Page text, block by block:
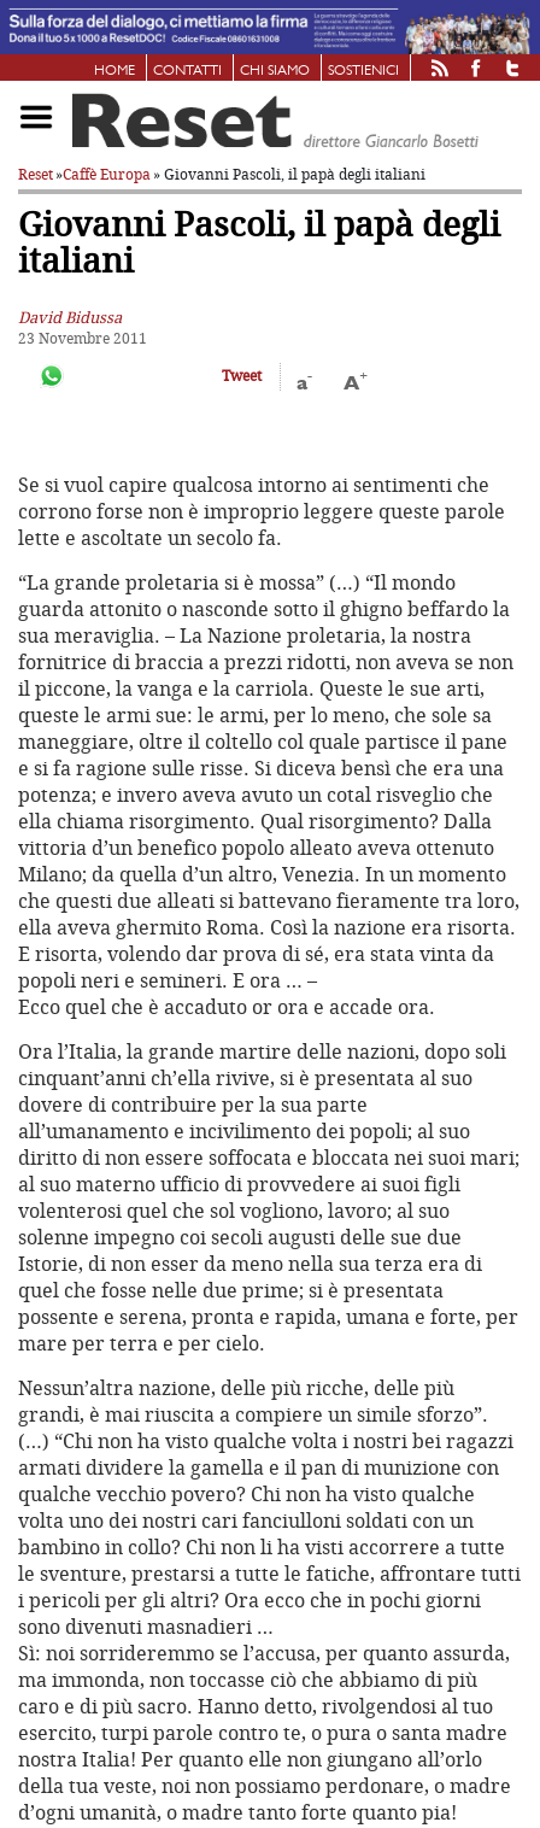
HOME CONTATTI CHI SIAMO SOSTIENICI
Reset»Caffè Europa» Giovanni Pascoli, il papà degli italiani
Giovanni Pascoli, il papà degli
italiani
David Bidussa
23 Novembre 2011
Tweet
a- A+
Se si vuol capire qualcosa intorno ai sentimenti che
corrono forse non è improprio leggere queste parole
lette e ascoltate un secolo fa.
“La grande proletaria si è mossa” (…) “Il mondo
guarda attonito o nasconde sotto il ghigno beffardo la
sua meraviglia. – La Nazione proletaria, la nostra
fornitrice di braccia a prezzi ridotti, non aveva se non
il piccone, la vanga e la carriola. Queste le sue arti,
queste le armi sue: le armi, per lo meno, che sole sa
maneggiare, oltre il coltello col quale partisce il pane
e si fa ragione sulle risse. Si diceva bensì che era una
potenza; e invero aveva avuto un cotal risveglio che
ella chiama risorgimento. Qual risorgimento? Dalla
vittoria d’un benefico popolo alleato aveva ottenuto
Milano; da quella d’un altro, Venezia. In un momento
che questi due alleati si battevano fieramente tra loro,
ella aveva ghermito Roma. Così la nazione era risorta.
E risorta, volendo dar prova di sé, era stata vinta da
popoli neri e semineri. E ora … –
Ecco quel che è accaduto or ora e accade ora.
Ora l’Italia, la grande martire delle nazioni, dopo soli
cinquant’anni ch’ella rivive, si è presentata al suo
dovere di contribuire per la sua parte
all’umanamento e incivilimento dei popoli; al suo
diritto di non essere soffocata e bloccata nei suoi mari;
al suo materno ufficio di provvedere ai suoi figli
volenterosi quel che sol vogliono, lavoro; al suo
solenne impegno coi secoli augusti delle sue due
Istorie, di non esser da meno nella sua terza era di
quel che fosse nelle due prime; si è presentata
possente e serena, pronta e rapida, umana e forte, per
mare per terra e per cielo.
Nessun’altra nazione, delle più ricche, delle più
grandi, è mai riuscita a compiere un simile sforzo”.
(…) “Chi non ha visto qualche volta i nostri bei ragazzi
armati dividere la gamella e il pan di munizione con
qualche vecchio povero? Chi non ha visto qualche
volta uno dei nostri cari fanciulloni soldati con un
bambino in collo? Chi non li ha visti accorrere a tutte
le sventure, prestarsi a tutte le fatiche, affrontare tutti
i pericoli per gli altri? Ora ecco che in pochi giorni
sono divenuti masnadieri …
Sì: noi sorrideremmo se l’accusa, per quanto assurda,
ma immonda, non toccasse ciò che abbiamo di più
caro e di più sacro. Hanno detto, rivolgendosi al tuo
esercito, turpi parole contro te, o pura o santa madre
nostra Italia! Per quanto elle non giungano all’orlo
della tua veste, noi non possiamo perdonare, o madre
d’ogni umanità, o madre tanto forte quanto pia!